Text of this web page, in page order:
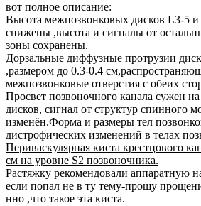
вот полное описание:
Высота межпозвонковых дисков L3-5
снижены ,высота и сигналы от
зоны сохранены.
Дорзальные диффузные протрузии
,размером до 0.3-0.4
межпозвонковые отверстия с обеих
Просвет позвоночного канала сужен
дисков, сигнал от структур спинного
изменён.Форма и размеры тел
дистрофических изменений в телах
Периваскулярная киста крестцового
см на уровне S2 позвоночника.
Растяжку рекомендовали аппаратную
если попал не в ту тему-прошу
нно ,что такое эта киста.